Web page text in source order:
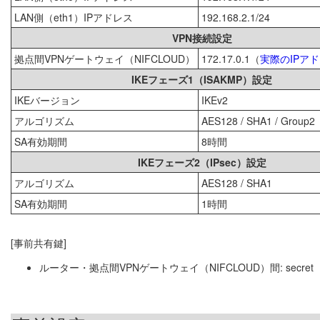
LAN側（eth1）IPアドレス
192.168.2.1/24
VPN接続設定
拠点間VPNゲートウェイ（NIFCLOUD）
172.17.0.1（実際のIPア
IKEフェーズ1（ISAKMP）設定
IKEバージョン
IKEv2
アルゴリズム
AES128 / SHA1 / Group2
SA有効期間
8時間
IKEフェーズ2（IPsec）設定
アルゴリズム
AES128 / SHA1
SA有効期間
1時間
[事前共有鍵]
ルーター・拠点間VPNゲートウェイ（NIFCLOUD）間: secret